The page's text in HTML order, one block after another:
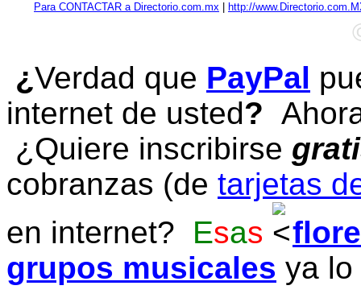
Para CONTACTAR a Directorio.com.mx http://
¿Verdad que PayPal
internet de usted?
¿Quiere inscribirse
cobranzas (de tarjetas
en internet? Esas
grupos musicales ya